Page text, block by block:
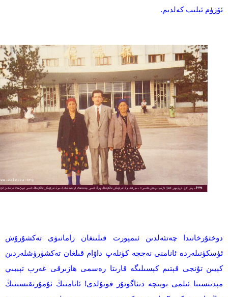
ئۆزۈم ئېلىپ كەلدىم.
دوختۇرخانىدا چەتئەلدىن ئىمپورت قىلىنغان زامانىۋى تەكشۇرۇش
ئۈسكۈنىلەردە ئانامنى نەچچە كۈنلەپ داۋام قىلغان تەكشۈرۈشلەردىن
كېيىن تۇنجى قېتىم كېسىلىگە قارىتا رەسمى ھازىرقى غەرب تېببىي
مېدىتسىنا ئىلمى بويىچە دىئاگونۇز قويۇلدى! ئانامنىڭ ئۇمۇرتقىسىنىڭ